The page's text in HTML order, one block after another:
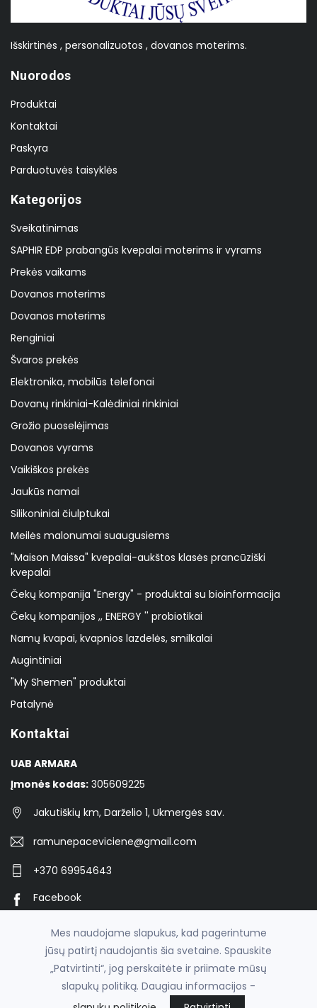
Išskirtinės , personalizuotos , dovanos moterims.
Nuorodos
Produktai
Kontaktai
Paskyra
Parduotuvės taisyklės
Kategorijos
Sveikatinimas
SAPHIR EDP prabangūs kvepalai moterims ir vyrams
Prekės vaikams
Dovanos moterims
Dovanos moterims
Renginiai
Švaros prekės
Elektronika, mobilūs telefonai
Dovanų rinkiniai-Kalėdiniai rinkiniai
Grožio puoselėjimas
Dovanos vyrams
Vaikiškos prekės
Jaukūs namai
Silikoniniai čiulptukai
Meilės malonumai suaugusiems
"Maison Maissa" kvepalai-aukštos klasės prancūziški
kvepalai
Čekų kompanija "Energy" - produktai su bioinformacija
Čekų kompanijos ,, ENERGY '' probiotikai
Namų kvapai, kvapnios lazdelės, smilkalai
Augintiniai
"My Shemen" produktai
Patalynė
Kontaktai
UAB ARMARA
Įmonės kodas: 305609225
Jakutiškių km, Darželio 1, Ukmergės sav.
ramunepaceviciene@gmail.com
+370 69954643
Facebook
© 2026asperku.lt
el. parduotuvių nuomafronto.lt
Mes naudojame slapukus, kad pagerintume
jūsų patirtį naudojantis šia svetaine. Spauskite
„Patvirtinti“, jog perskaitėte ir priimate mūsų
slapukų politiką. Daugiau informacijos -